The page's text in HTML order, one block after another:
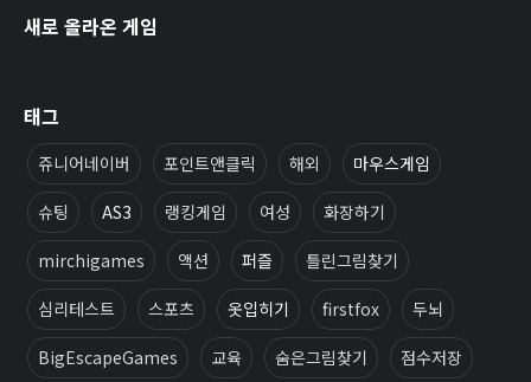
새로 올라온 게임
태그
쥬니어네이버 포인트앤클릭 해외 마우스게임
슈팅 AS3 랭킹게임 여성 화장하기
mirchigames 액션 퍼즐 틀린그림찾기
심리테스트 스포츠 옷입히기 firstfox 두뇌
BigEscapeGames 교육 숨은그림찾기 점수저장